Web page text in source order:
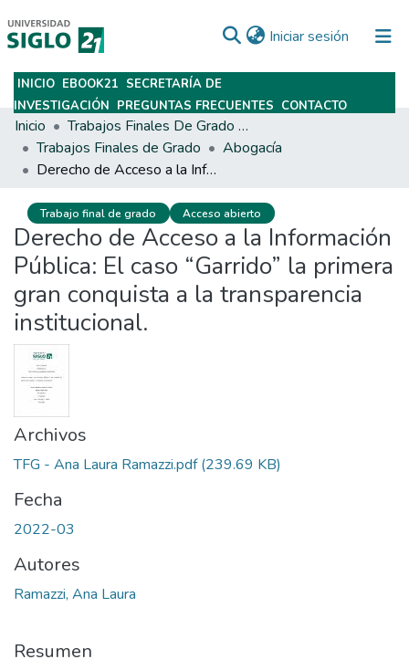
Iniciar sesión (current)
Subir
INICIO EBOOK21 SECRETARÍA DE
INVESTIGACIÓN PREGUNTAS FRECUENTES CONTACTO
Inicio
Trabajos Finales De Grado Y Posgrado
Trabajos Finales de Grado
Abogacía
Derecho de Acceso a la Información Pública: El caso “Garrido” la primera gran conquista a la transparencia institucional.
Trabajo final de grado Acceso abierto
Derecho de Acceso a la Información
Pública: El caso “Garrido” la primera
gran conquista a la transparencia
institucional.
Archivos
TFG - Ana Laura Ramazzi.pdf(239.69 KB)
Fecha
2022-03
Autores
Ramazzi, Ana Laura
Resumen